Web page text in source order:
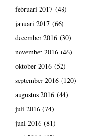
februari 2017(48)
januari 2017(66)
december 2016(30)
november 2016(46)
oktober 2016(52)
september 2016(120)
augustus 2016(44)
juli 2016(74)
juni 2016(81)